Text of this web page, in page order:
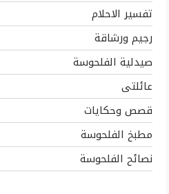
تفسير الاحلام
رجيم ورشاقة
صيدلية الفلحوسة
عائلتى
قصص وحكايات
مطبخ الفلحوسة
نصائح الفلحوسة